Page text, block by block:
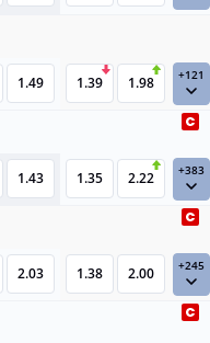
1.49 1.39 1.98 +121
1.43 1.35 2.22 +383
2.03 1.38 2.00 +245